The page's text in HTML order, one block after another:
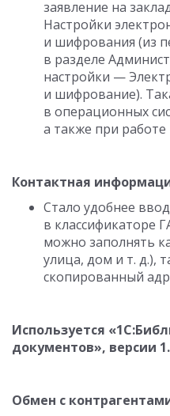
заявление на
Настройки
и шифрования (из
в разделе
настройки —
и шифрование).
в операционных
а также при работе
Контактная
Стало удобнее
в классификаторе
можно заполнять
улица, дом и т. д.),
скопированный
Используется
документов», версии
Обмен с